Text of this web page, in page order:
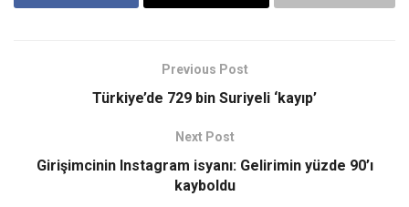
Previous Post
Türkiye’de 729 bin Suriyeli ‘kayıp’
Next Post
Girişimcinin Instagram isyanı: Gelirimin yüzde 90’ı
kayboldu